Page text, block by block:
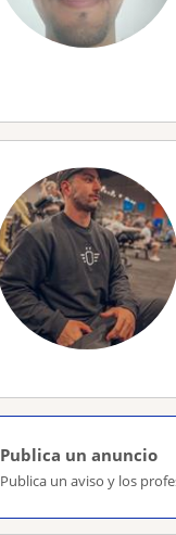
Publica un anuncio
Publica un aviso y los